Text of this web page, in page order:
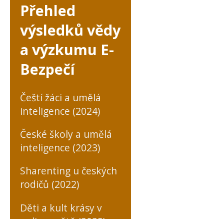
Přehled
výsledků vědy
a výzkumu E-
Bezpečí
Čeští žáci a umělá
inteligence (2024)
České školy a umělá
inteligence (2023)
Sharenting u českých
rodičů (2022)
Děti a kult krásy v